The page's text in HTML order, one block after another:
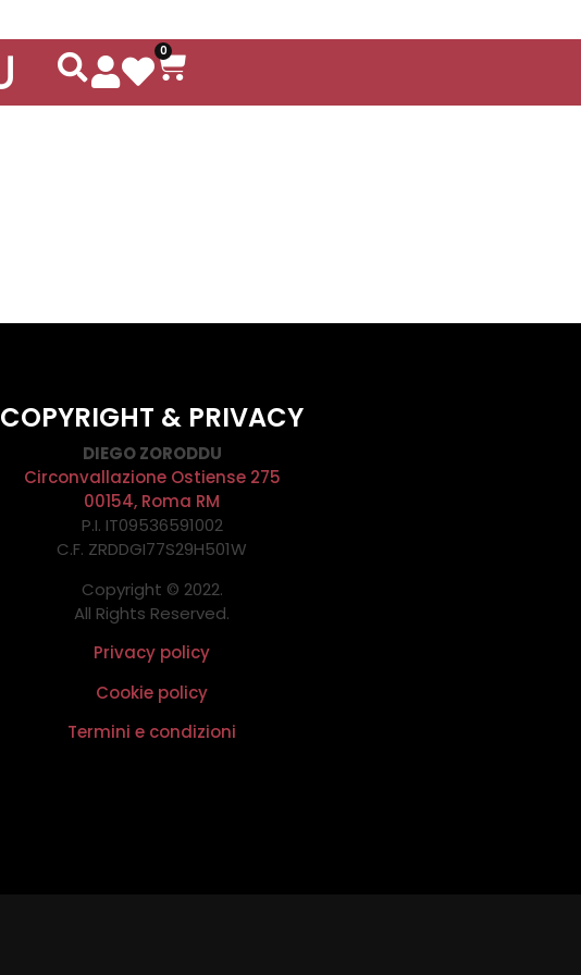
0
COPYRIGHT & PRIVACY
DIEGO ZORODDU
Circonvallazione Ostiense 275
00154, Roma RM
P.I. IT09536591002
C.F. ZRDDGI77S29H501W
Copyright © 2022.
All Rights Reserved.
Privacy policy
Cookie policy
Termini e condizioni